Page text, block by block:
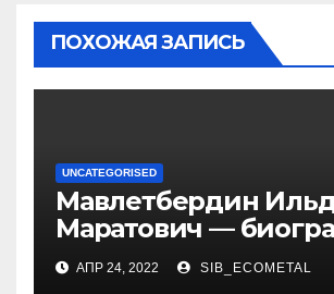
ПОХОЖАЯ ЗАПИСЬ
UNCATEGORISED
Мавлетбердин
Маратович —
достижения
российского
АПР 24, 2022 SIB_ECOMETAL